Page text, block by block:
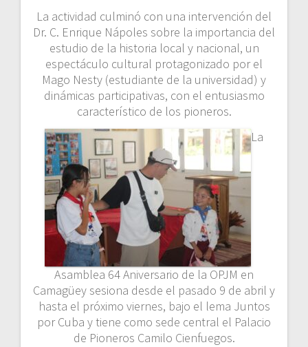
La actividad culminó con una intervención del
Dr. C. Enrique Nápoles sobre la importancia del
estudio de la historia local y nacional, un
espectáculo cultural protagonizado por el
Mago Nesty (estudiante de la universidad) y
dinámicas participativas, con el entusiasmo
característico de los pioneros.
La
Asamblea 64 Aniversario de la OPJM en
Camagüey sesiona desde el pasado 9 de abril y
hasta el próximo viernes, bajo el lema Juntos
por Cuba y tiene como sede central el Palacio
de Pioneros Camilo Cienfuegos.